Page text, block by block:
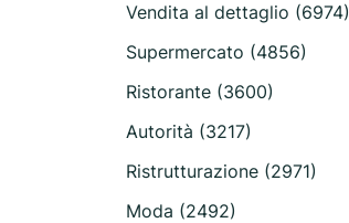
Vendita al dettaglio (6974)
Supermercato (4856)
Ristorante (3600)
Autorità (3217)
Ristrutturazione (2971)
Moda (2492)